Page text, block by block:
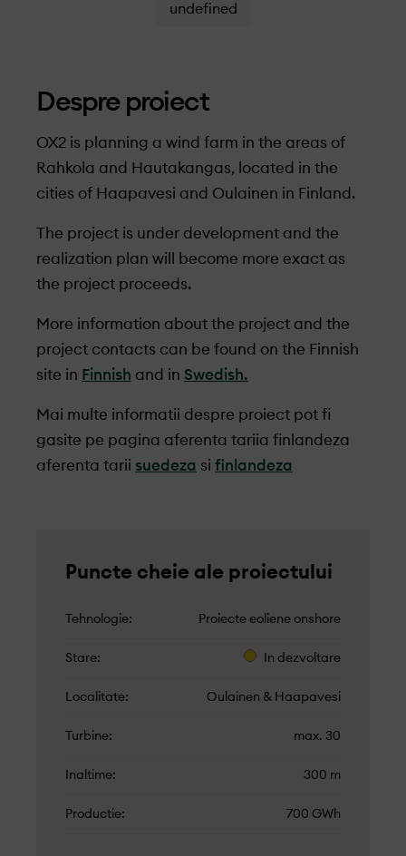
undefined
Despre proiect
OX2 is planning a wind farm in the areas of
Rahkola and Hautakangas, located in the
cities of Haapavesi and Oulainen in Finland.
The project is under development and the
realization plan will become more exact as
the project proceeds.
More information about the project and the
project contacts can be found on the Finnish
site in Finnish and in Swedish.
Mai multe informatii despre proiect pot fi
gasite pe pagina aferenta tariia finlandeza
aferenta tarii suedeza si finlandeza
Puncte cheie ale proiectului
Tehnologie Proiecte eoliene onshore
Stare In dezvoltare
Localitate Oulainen & Haapavesi
Turbine max. 30
Inaltime 300 m
Productie 700 GWh